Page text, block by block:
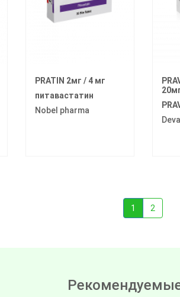
PRATIN 2мг / 4 мг
питавастатин
Nobel pharma
1 2